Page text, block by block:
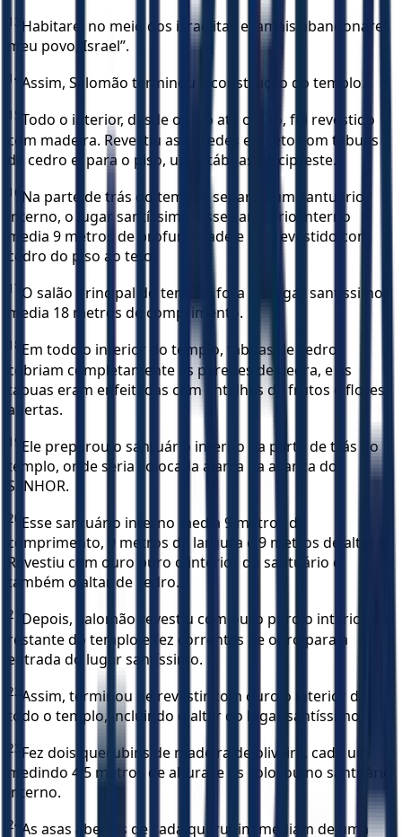
13 Habitarei no meio dos israelitas e jamais abandonarei
meu povo, Israel”.
14 Assim, Salomão terminou a construção do templo.
15 Todo o interior, desde o piso até o teto, foi revestido
com madeira. Revestiu as paredes e o teto com tábuas
de cedro e, para o piso, usou tábuas de cipreste.
16 Na parte de trás do templo, separou um santuário
interno, o lugar santíssimo. Esse santuário interno
media 9 metros de profundidade e era revestido com
cedro do piso ao teto.
17 O salão principal do templo, fora do lugar santíssimo,
media 18 metros de comprimento.
18 Em todo o interior do templo, tábuas de cedro
cobriam completamente as paredes de pedra, e as
tábuas eram enfeitadas com entalhes de frutos e flores
abertas.
19 Ele preparou o santuário interno na parte de trás do
templo, onde seria colocada a arca da aliança do
SENHOR.
20 Esse santuário interno media 9 metros de
comprimento, 9 metros de largura e 9 metros de altura.
Revestiu com ouro puro o interior do santuário e
também o altar de cedro.
21
Depois, Salomão revestiu com ouro puro o interior do
restante do templo e fez correntes de ouro para a
entrada do lugar santíssimo.
22 Assim, terminou de revestir com ouro o interior de
todo o templo, incluindo o altar do lugar santíssimo.
23 Fez dois querubins de madeira de oliveira, cada um
medindo 4,5 metros de altura, e os colocou no santuário
interno.
24 As asas abertas de cada querubim mediam de uma